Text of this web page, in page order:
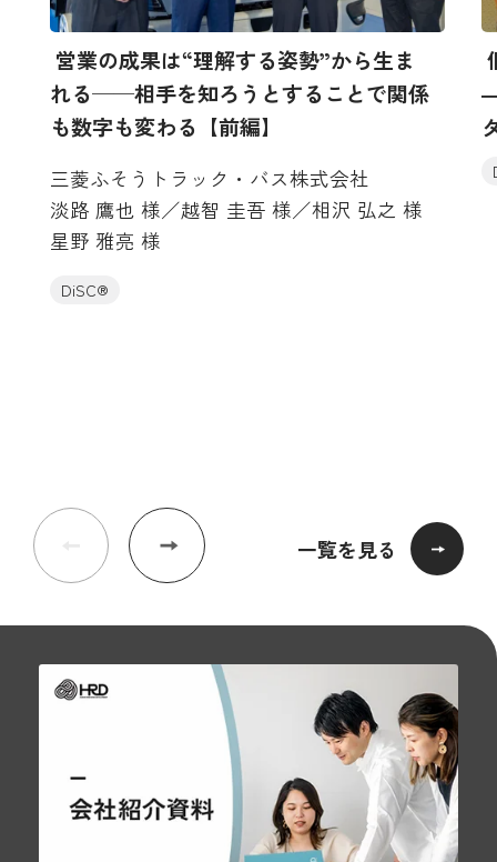
営業の成果は“理解する姿勢”から生ま
れる──相手を知ろうとすることで関係
も数字も変わる【前編】
三菱ふそうトラック・バス株式会社
淡路 鷹也 様／越智 圭吾 様／相沢 弘之 様
星野 雅亮 様
DiSC®
一覧を見る